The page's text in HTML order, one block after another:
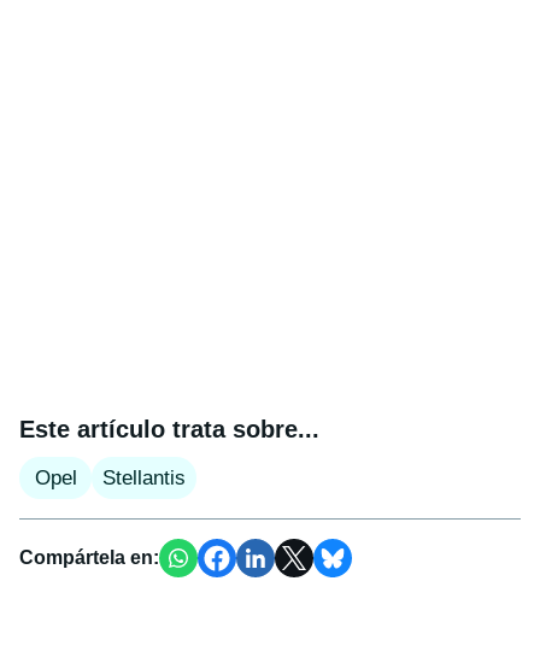
Este artículo trata sobre...
Opel Stellantis
Compártela en: